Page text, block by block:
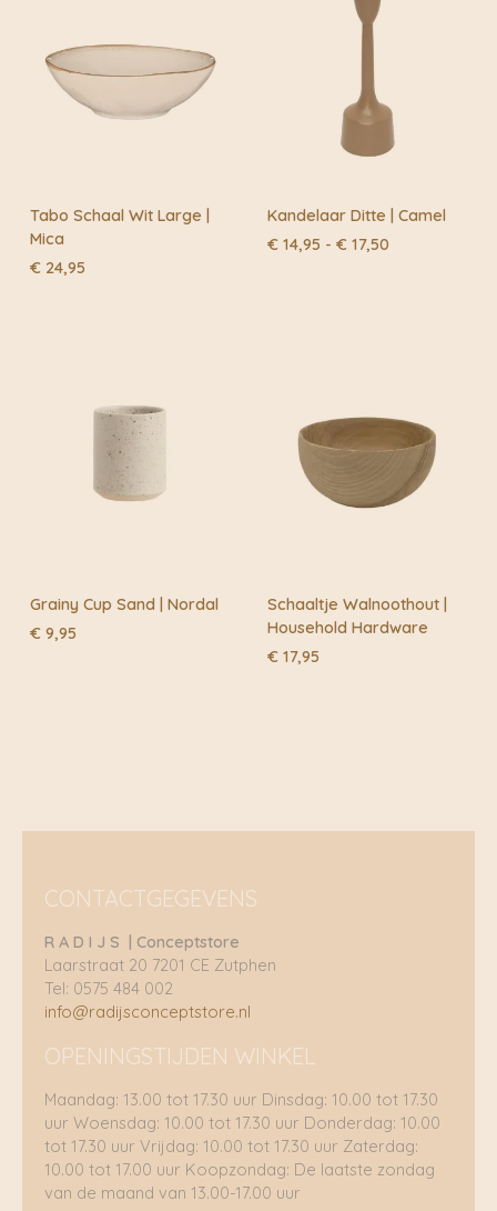
De Weldaad Collectie heeft altijd een ambachtelijke en
vintage karakter naast dat ze ook echt staan voor eco-
vriendelijk en een faire productie. Ze werken veel
samen met vrouwen die weer onderdeel zijn van
Fairtrade coöperaties.
Tabo Schaal Wit Large |
Mica
€ 24,95
Kandelaar Ditte | Camel
€ 14,95 - € 17,50
Grainy Cup Sand | Nordal
€ 9,95
Schaaltje Walnoothout |
Household Hardware
€ 17,95
CONTACTGEGEVENS
R A D I J S | Conceptstore
Laarstraat 20 7201 CE Zutphen
Tel: 0575 484 002
info@radijsconceptstore.nl
OPENINGSTIJDEN WINKEL
Maandag: 13.00 tot 17.30 uur Dinsdag: 10.00 tot 17.30
uur Woensdag: 10.00 tot 17.30 uur Donderdag: 10.00
tot 17.30 uur Vrijdag: 10.00 tot 17.30 uur Zaterdag:
10.00 tot 17.00 uur Koopzondag: De laatste zondag
van de maand van 13.00-17.00 uur